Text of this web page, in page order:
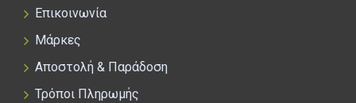
Επικοινωνία
Μάρκες
Αποστολή & Παράδοση
Τρόποι Πληρωμής